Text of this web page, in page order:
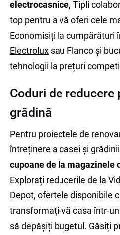
electrocasnice, Tipli
top pentru a vă oferi cele
Economisiți la cumpărături
Electrolux sau Flanco și
tehnologii la prețuri
Coduri de reducere
grădină
Pentru proiectele de
întreținere a casei și
cupoane de la magazinele
Explorați reducerile de la
Depot, ofertele disponibile
transformați-vă casa într-
să depășiți bugetul. Găsiți